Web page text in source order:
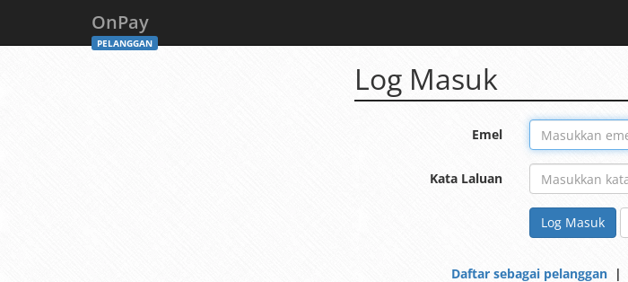
OnPay
PELANGGAN
Log Masuk
Emel
Kata Laluan
Log Masuk
Daftar sebagai pelanggan |